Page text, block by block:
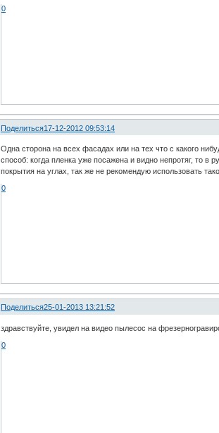
0
Поделиться17-12-2012 09:53:14
Одна сторона на всех фасадах или на тех что с какого
способ: когда пленка уже посажена и видно непротяг, то
покрытия на углах, так же не рекомендую использовать
0
Поделиться25-01-2013 13:21:52
здравствуйте, увидел на видео пылесос на
0